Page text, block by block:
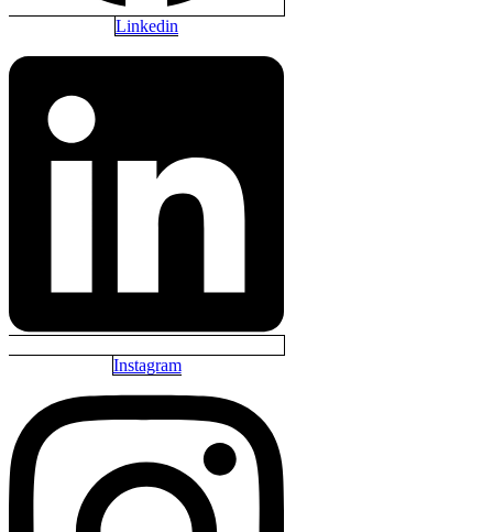
Linkedin
Instagram